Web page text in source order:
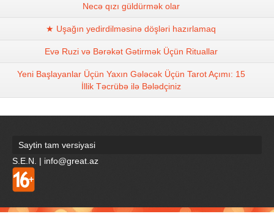
Necə qızı güldürmək olar
★ Uşağın yedirdilməsinə döşləri hazırlamaq
Evə Ruzi və Bərəkət Gətirmək Üçün Rituallar
Yeni Başlayanlar Üçün Yaxın Gələcək Üçün Tarot Açımı: 15
İllik Təcrübə ilə Bələdçiniz
Saytin tam versiyasi
S.E.N. | info@great.az